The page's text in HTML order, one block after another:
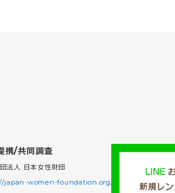
携/共同調査
法人 日本女性財団
japan-women-foundation.org/